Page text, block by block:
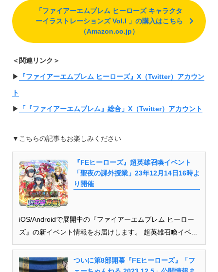
「ファイアーエムブレム ヒーローズ キャラクタ
ーイラストレーションズ Vol.I 」の購入はこちら
（Amazon.co.jp）
＜関連リンク＞
▶︎ 『ファイアーエムブレム ヒーローズ』X（Twitter）アカウン
ト
▶︎ 「『ファイアーエムブレム』総合」X（Twitter）アカウント
▼こちらの記事もお楽しみください
『FEヒーローズ』超英雄召喚イベント
「聖夜の課外授業」23年12月14日16時よ
り開催
iOS/Androidで展開中の『ファイアーエムブレム ヒーロー
ズ』の新イベント情報をお届けします。 超英雄召喚イベ...
ついに第8部開幕『FEヒーローズ』「フ